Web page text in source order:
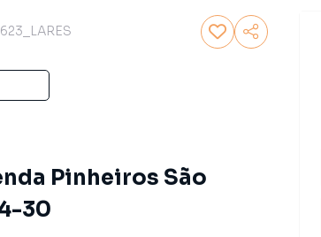
Pinheiros São
30